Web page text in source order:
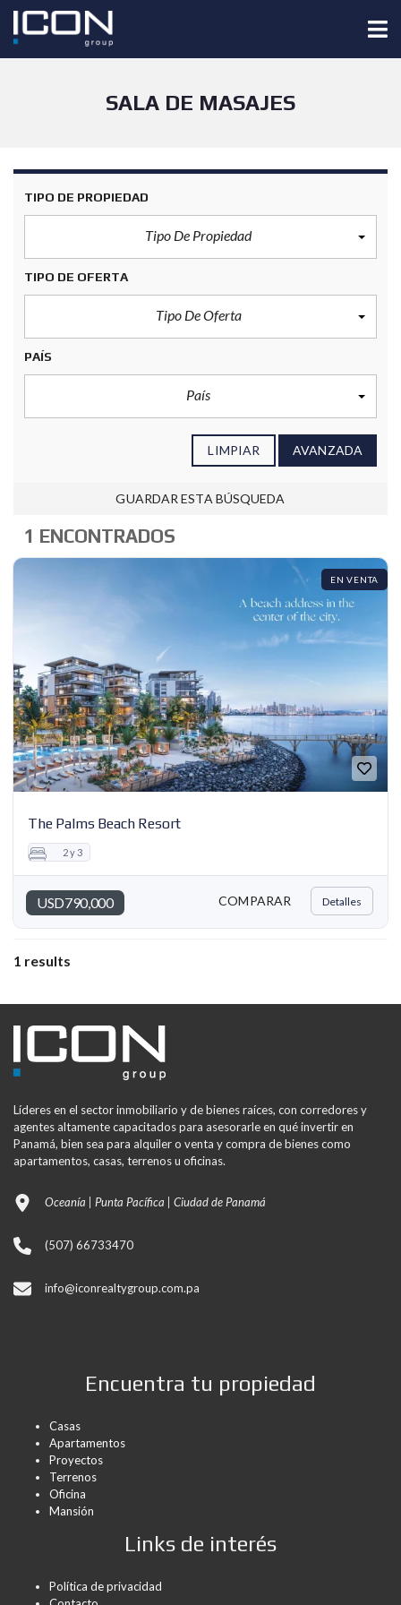
SALA DE MASAJES
TIPO DE PROPIEDAD
Tipo De Propiedad
TIPO DE OFERTA
Tipo De Oferta
PAÍS
País
LIMPIAR AVANZADA
GUARDAR ESTA BÚSQUEDA
1 ENCONTRADOS
EN VENTA
The Palms Beach Resort
USD790,000
2 y 3
COMPARAR Detalles
1 results
Líderes en el sector inmobiliario y de bienes raíces, con corredores y
agentes altamente capacitados para asesorarle en qué invertir en
Panamá, bien sea para alquiler o venta y compra de bienes como
apartamentos, casas, terrenos u oficinas.
Oceanía | Punta Pacífica | Ciudad de Panamá
(507) 66733470
info@iconrealtygroup.com.pa
Encuentra tu propiedad
Casas
Apartamentos
Proyectos
Terrenos
Oficina
Mansión
Links de interés
Política de privacidad